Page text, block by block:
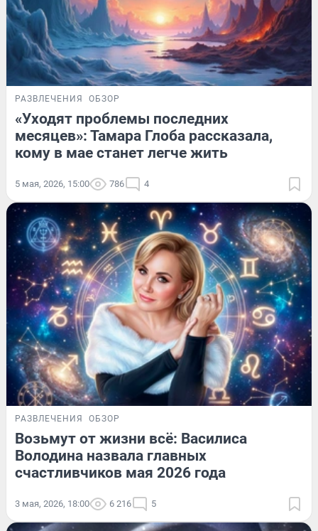
РАЗВЛЕЧЕНИЯ ОБЗОР
«Уходят проблемы последних
месяцев»: Тамара Глоба рассказала,
кому в мае станет легче жить
5 мая, 2026, 15:00 786 4
РАЗВЛЕЧЕНИЯ ОБЗОР
Возьмут от жизни всё: Василиса
Володина назвала главных
счастливчиков мая 2026 года
3 мая, 2026, 18:00 6 216 5